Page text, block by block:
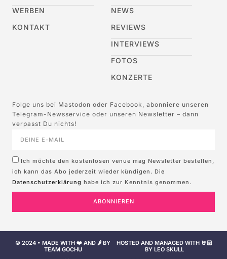
WERBEN
KONTAKT
NEWS
REVIEWS
INTERVIEWS
FOTOS
KONZERTE
Folge uns bei Mastodon oder Facebook, abonniere unseren
Telegram-Newsservice oder unseren Newsletter – dann
verpasst Du nichts!
Ich möchte den kostenlosen venue mag Newsletter bestellen,
ich kann das Abo jederzeit wieder kündigen. Die
Datenschutzerklärung habe ich zur Kenntnis genommen.
ABONNIEREN
© 2024 • MADE WITH ❤️ AND 🌶️ BY
TEAM GOCHU
HOSTED AND MANAGED WITH 🤘🏻
BY LEO SKULL